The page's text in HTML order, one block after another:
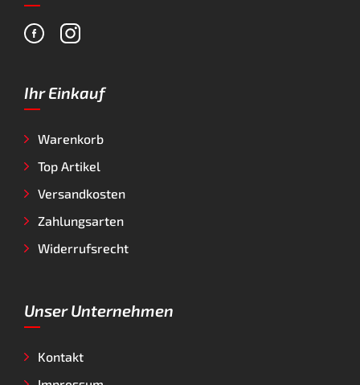
Ihr Einkauf
Warenkorb
Top Artikel
Versandkosten
Zahlungsarten
Widerrufsrecht
Unser Unternehmen
Kontakt